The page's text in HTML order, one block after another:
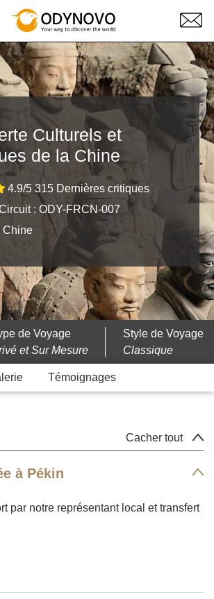
Culturels et
de la Chine
4.9/5 315 Dernières critiques
: ODY-FRCN-007
Chine
de Voyage
et Sur Mesure
Style de Voyage
Classique
Témoignages
Cacher tout
à Pékin
par notre représentant local et transfert